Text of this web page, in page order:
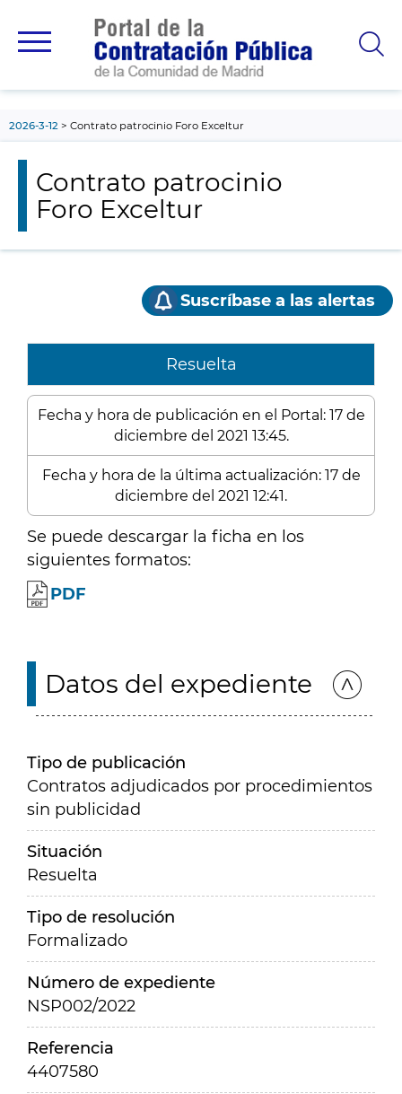
principal
2026-3-12 Contrato patrocinio Foro Exceltur
Contrato patrocinio
Foro Exceltur
Suscríbase a las alertas
Resuelta
Fecha y hora de publicación en el Portal: 17 de
diciembre del 2021 13:45.
Fecha y hora de la última actualización: 17 de
diciembre del 2021 12:41.
Se puede descargar la ficha en los
siguientes formatos:
PDF
Datos del expediente
Tipo de publicación
Contratos adjudicados por procedimientos
sin publicidad
Situación
Resuelta
Tipo de resolución
Formalizado
Número de expediente
NSP002/2022
Referencia
4407580